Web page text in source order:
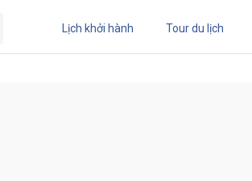
Lịch khởi hành Tour du lịch